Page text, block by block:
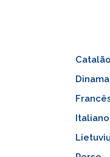
Catalão
Italiano